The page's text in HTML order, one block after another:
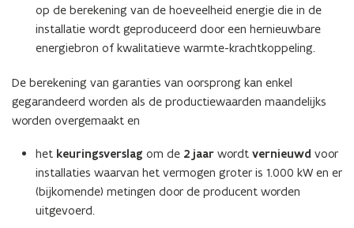
op de berekening van de hoeveelheid energie die in de
installatie wordt geproduceerd door een hernieuwbare
energiebron of kwalitatieve warmte-krachtkoppeling.
De berekening van garanties van oorsprong kan enkel
gegarandeerd worden als de productiewaarden maandelijks
worden overgemaakt en
het keuringsverslag om de 2 jaar wordt vernieuwd voor
installaties waarvan het vermogen groter is 1.000 kW en er
(bijkomende) metingen door de producent worden
uitgevoerd.